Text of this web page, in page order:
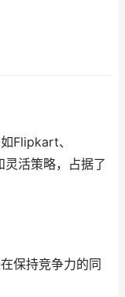
Flipkart、
活策略，占据了
保持竞争力的同